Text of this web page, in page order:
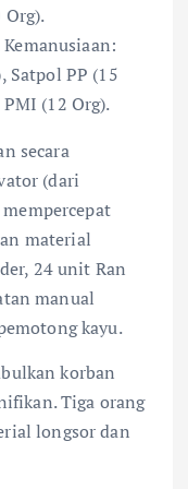
Satpol PP (15
(12 Org).
secara
(dari
material
24 unit Ran
manual
kayu.
korban
Tiga orang
longsor dan